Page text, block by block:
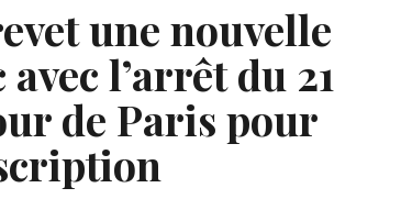
une nouvelle
l’arrêt du 21
de Paris pour